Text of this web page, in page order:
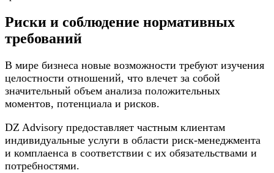
Риски и соблюдение нормативных
требований
В мире бизнеса новые возможности требуют изучения
целостности отношений, что влечет за собой
значительный объем анализа положительных
моментов, потенциала и рисков.
DZ Advisory предоставляет частным клиентам
индивидуальные услуги в области риск-менеджмента
и комплаенса в соответствии с их обязательствами и
потребностями.